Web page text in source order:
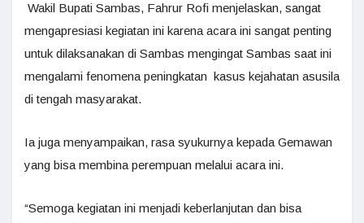
Wakil Bupati Sambas, Fahrur Rofi menjelaskan, sangat
mengapresiasi kegiatan ini karena acara ini sangat penting
untuk dilaksanakan di Sambas mengingat Sambas saat ini
mengalami fenomena peningkatan kasus kejahatan asusila
di tengah masyarakat.
Ia juga menyampaikan, rasa syukurnya kepada Gemawan
yang bisa membina perempuan melalui acara ini.
“Semoga kegiatan ini menjadi keberlanjutan dan bisa